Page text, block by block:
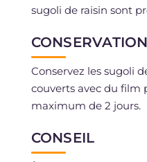
sugoli de raisin sont
CONSERVATION
Conservez les sugoli
couverts avec du film
maximum de 2 jours.
CONSEIL